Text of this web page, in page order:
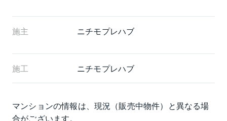
施主 ニチモプレハブ
施工 ニチモプレハブ
マンションの情報は、現況（販売中物件）と異なる場
合がございます。